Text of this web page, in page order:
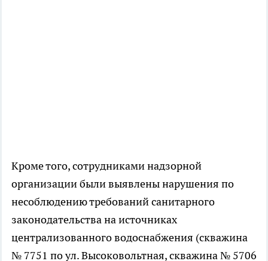
Кроме того, сотрудниками надзорной
организации были выявлены нарушения по
несоблюдению требований санитарного
законодательства на источниках
централизованного водоснабжения (скважина
№ 7751 по ул. Высоковольтная, скважина № 5706